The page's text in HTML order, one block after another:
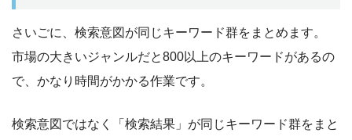
さいごに、検索意図が同じキーワード群をまとめます。
市場の大きいジャンルだと800以上のキーワードがあるの
で、かなり時間がかかる作業です。
検索意図ではなく「検索結果」が同じキーワード群をまと